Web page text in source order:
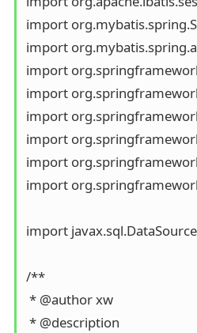
import
import
import
import
import
import
import
import
import
/**
* @author xw
* @description